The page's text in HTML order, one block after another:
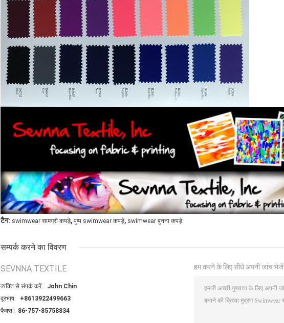
टैग: swimwear सामग्री कपड़े, पुष्प swimwear कपड़े, swimwear बुनना कपड़े
सम्पर्क करने का विवरण
SEVNNA TEXTILE
व्यक्ति से संपर्क करें:
John Chin
दूरभाष:
+8613922499663
फैक्स:
86-757-85758834
हम करने के लिए सीधे अपनी जांच भेजें